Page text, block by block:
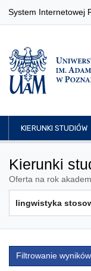
System Internetowej
KIERUNKI STUDIÓW
Kierunki
Oferta na rok
Filtrowanie wyników